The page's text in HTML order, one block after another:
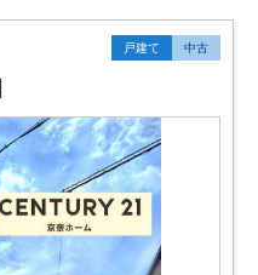
戸建て 中古